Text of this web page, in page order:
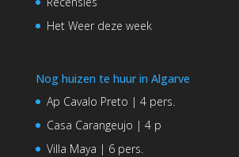
Het Weer deze week
Nog huizen te huur in Algarve
Ap Cavalo Preto | 4 pers.
Casa Carangeujo | 4 p
Villa Maya | 6 pers.